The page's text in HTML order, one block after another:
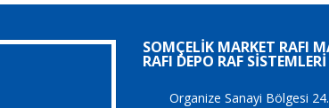
SOMÇELIK MARKET RAFI
RAFI DEPO RAF SISTEMLERI
Organize Sanayi Bölgesi